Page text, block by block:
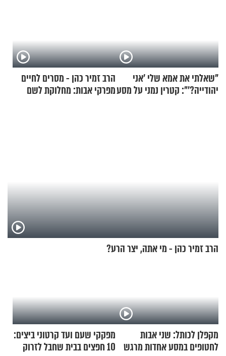
"שאלתי את אמא שלי 'אני
יהודייה?'": קטרין נמני על מסע
הרב זמיר כהן - מסרים לחיים
מפרקי אבות: מחלוקת לשם
הרב זמיר כהן - מי אתה, יצר הרע?
מקפלן לכותל: שני אבות
לחטופים במסע אחדות מרגש
מפקקי שעם ועד קרטוני ביצים:
10 חפצים בבית שחבל לזרוק